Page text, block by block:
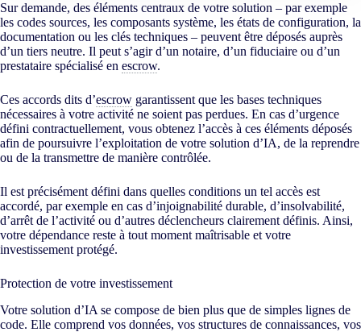
Sur demande, des éléments centraux de votre solution – par exemple
les codes sources, les composants système, les états de configuration, la
documentation ou les clés techniques – peuvent être déposés auprès
d’un tiers neutre. Il peut s’agir d’un notaire, d’un fiduciaire ou d’un
prestataire spécialisé en escrow.
Ces accords dits d’escrow garantissent que les bases techniques
nécessaires à votre activité ne soient pas perdues. En cas d’urgence
défini contractuellement, vous obtenez l’accès à ces éléments déposés
afin de poursuivre l’exploitation de votre solution d’IA, de la reprendre
ou de la transmettre de manière contrôlée.
Il est précisément défini dans quelles conditions un tel accès est
accordé, par exemple en cas d’injoignabilité durable, d’insolvabilité,
d’arrêt de l’activité ou d’autres déclencheurs clairement définis. Ainsi,
votre dépendance reste à tout moment maîtrisable et votre
investissement protégé.
Protection de votre investissement
Votre solution d’IA se compose de bien plus que de simples lignes de
code. Elle comprend vos données, vos structures de connaissances, vos